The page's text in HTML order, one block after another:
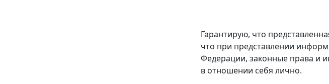
Гарантирую, что
что при представлении
Федерации, законные права и
в отношении себя лично.